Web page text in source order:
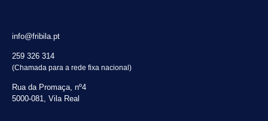
info@fribila.pt
259 326 314
(Chamada para a rede fixa nacional)
Rua da Promaça, nº4
5000-081, Vila Real